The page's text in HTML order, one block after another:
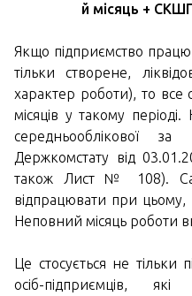
й місяць +
Якщо підприємство
тільки створене,
характер роботи), то все
місяців у такому
середньооблікової
Держкомстату від
також Лист № 108).
відпрацювати при цьому,
Неповний місяць роботи
Це стосується не тільки
осіб-підприємців,